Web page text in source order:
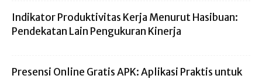
Indikator Produktivitas Kerja Menurut Hasibuan:
Pendekatan Lain Pengukuran Kinerja
Presensi Online Gratis APK: Aplikasi Praktis untuk